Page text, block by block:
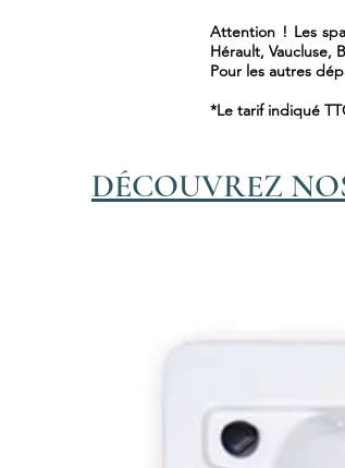
Attention ! Les
Hérault, Vaucluse,
Pour les autres
*Le tarif indiqué
DÉCOUVREZ